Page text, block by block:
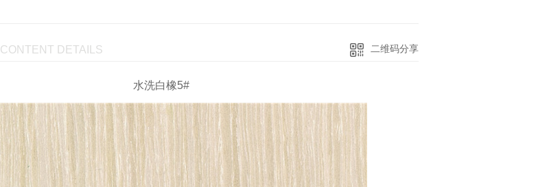
紫檀5844Q 紫檀5841DS
CONTENT DETAILS 二维码分享
水洗白橡5#